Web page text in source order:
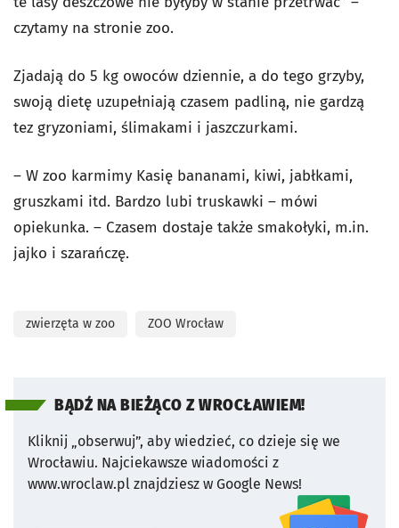
czytamy na stronie zoo.
Zjadają do 5 kg owoców dziennie, a do tego grzyby,
swoją dietę uzupełniają czasem padliną, nie gardzą
tez gryzoniami, ślimakami i jaszczurkami.
– W zoo karmimy Kasię bananami, kiwi, jabłkami,
gruszkami itd. Bardzo lubi truskawki – mówi
opiekunka. – Czasem dostaje także smakołyki, m.in.
jajko i szarańczę.
zwierzęta w zoo ZOO Wrocław
BĄDŹ NA BIEŻĄCO Z WROCŁAWIEM!
Kliknij „obserwuj”, aby wiedzieć, co dzieje się we
Wrocławiu. Najciekawsze wiadomości z
www.wroclaw.pl znajdziesz w Google News!